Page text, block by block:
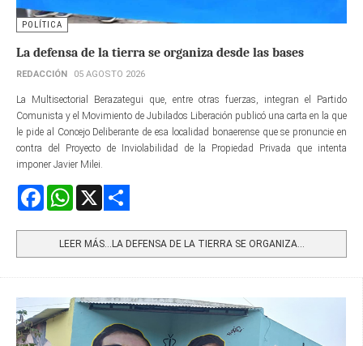
POLÍTICA
La defensa de la tierra se organiza desde las bases
REDACCIÓN 05 AGOSTO 2026
La Multisectorial Berazategui que, entre otras fuerzas, integran el Partido
Comunista y el Movimiento de Jubilados Liberación publicó una carta en la que
le pide al Concejo Deliberante de esa localidad bonaerense que se pronuncie en
contra del Proyecto de Inviolabilidad de la Propiedad Privada que intenta
imponer Javier Milei.
FacebookWhatsApp
LEER MÁS…LA DEFENSA DE LA TIERRA SE ORGANIZA...